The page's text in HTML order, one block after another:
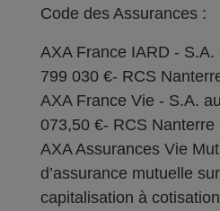
Code des Assurances :
AXA France IARD -
799 030 €- RCS
AXA France Vie - S.A.
073,50 €- RCS Nanterre
AXA Assurances Vie
d’assurance mutuelle
capitalisation à